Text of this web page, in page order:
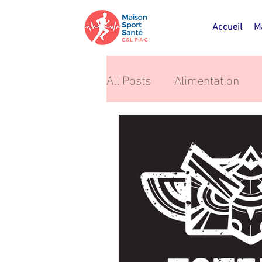
Accueil
All Posts Alimentation
Bien-être Hygiène de